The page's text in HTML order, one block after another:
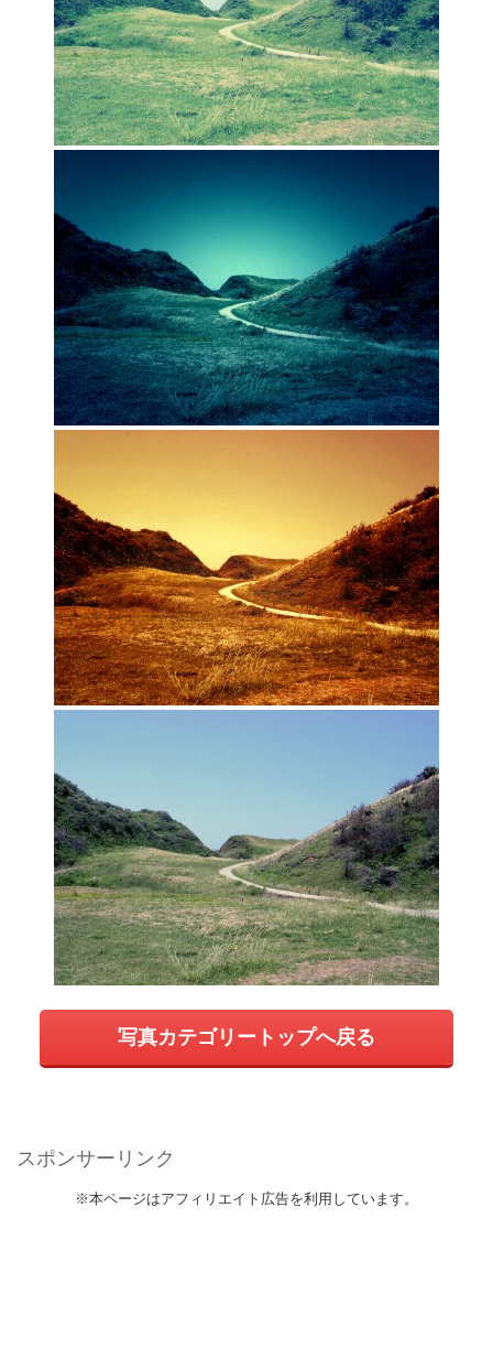
写真カテゴリートップへ戻る
スポンサーリンク
※本ページはアフィリエイト広告を利用しています。